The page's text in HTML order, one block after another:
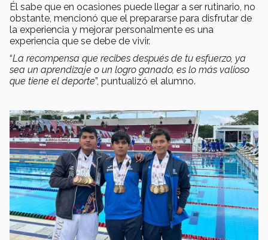
Él sabe que en ocasiones puede llegar a ser rutinario, no
obstante, mencionó que el prepararse para disfrutar de
la experiencia y mejorar personalmente es una
experiencia que se debe de vivir.
“La recompensa que recibes después de tu esfuerzo, ya
sea un aprendizaje o un logro ganado, es lo más valioso
que tiene el deporte”, puntualizó el alumno.